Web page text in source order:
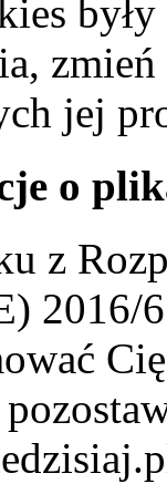
jej
o
z
2016/